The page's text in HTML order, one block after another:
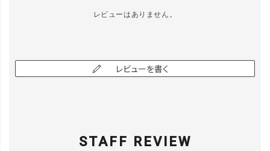
レビューはありません。
レビューを書く
STAFF REVIEW